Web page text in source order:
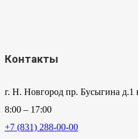
Контакты
г. Н. Новгород пр. Бусыгина д.1
8:00 – 17:00
+7 (831) 288-00-00